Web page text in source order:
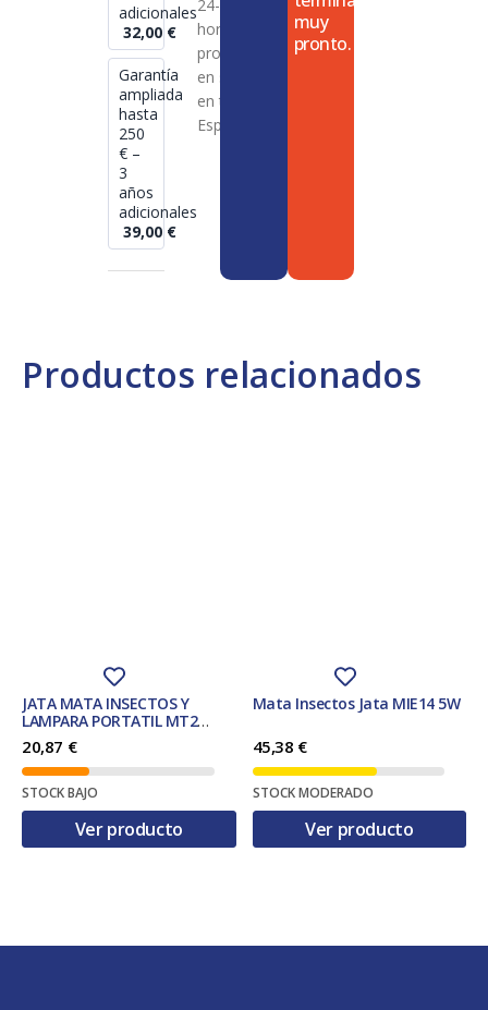
Productos relacionados
JATA MATA INSECTOS Y
LAMPARA PORTATIL MT2
50m2 6W. BLANCO
20,87 €
STOCK BAJO
Ver producto
Mata Insectos Jata MIE14 5W
45,38 €
STOCK MODERADO
Ver producto
adicionales
32,00 €
Garantía
ampliada
hasta
250
€ –
3
años
adicionales
39,00 €
24-72
horas en
productos
en stock
en toda
España
muy
pronto.